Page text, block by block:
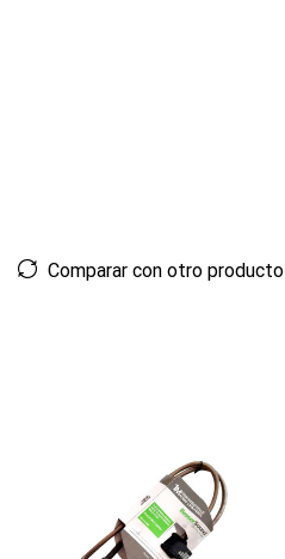
Comparar con otro producto